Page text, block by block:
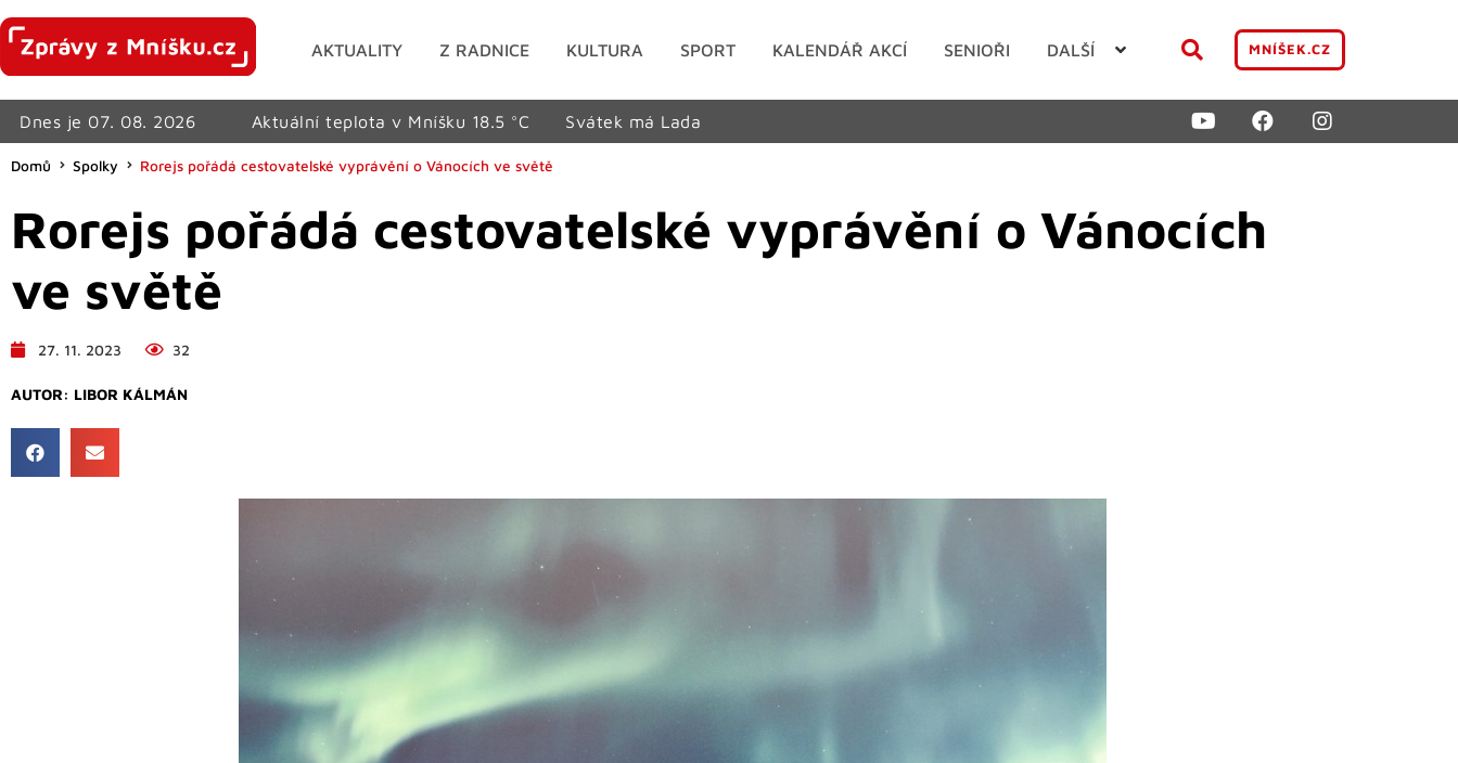
AKTUALITY Z RADNICE KULTURA SPORT KALENDÁŘ AKCÍ SENIOŘI DALŠÍ MNÍŠEK.CZ
Dnes je 07. 08. 2026 Aktuální teplota v Mníšku 18.5 °C Svátek má Lada
Domů Spolky Rorejs pořádá cestovatelské vyprávění o Vánocích ve světě
Rorejs pořádá cestovatelské vyprávění o Vánocích
ve světě
27. 11. 2023 32
AUTOR: LIBOR KÁLMÁN